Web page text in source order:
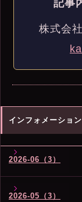
記事
株式会
インフォメーション
2026-06（3）
2026-05（3）